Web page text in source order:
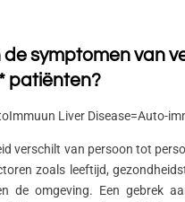
de symptomen van
patiënten?
Liver Disease=Auto-
verschilt van persoon tot
zoals leeftijd,
de omgeving. Een gebrek